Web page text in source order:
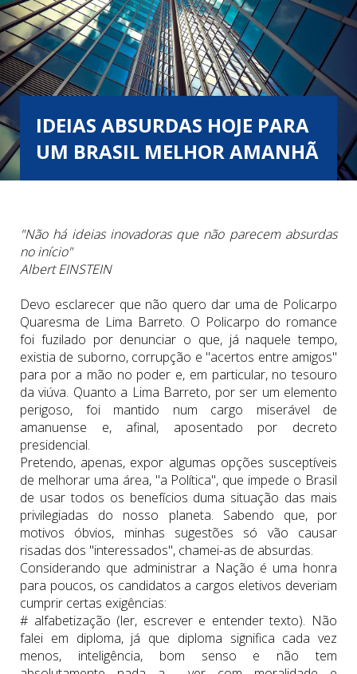
IDEIAS ABSURDAS HOJE PARA
UM BRASIL MELHOR AMANHÃ
"Não há ideias inovadoras que não parecem absurdas
no início"
Albert EINSTEIN
Devo esclarecer que não quero dar uma de Policarpo
Quaresma de Lima Barreto. O Policarpo do romance
foi fuzilado por denunciar o que, já naquele tempo,
existia de suborno, corrupção e "acertos entre amigos"
para por a mão no poder e, em particular, no tesouro
da viúva. Quanto a Lima Barreto, por ser um elemento
perigoso, foi mantido num cargo miserável de
amanuense e, afinal, aposentado por decreto
presidencial.
Pretendo, apenas, expor algumas opções susceptíveis
de melhorar uma área, "a Política", que impede o Brasil
de usar todos os benefícios duma situação das mais
privilegiadas do nosso planeta. Sabendo que, por
motivos óbvios, minhas sugestões só vão causar
risadas dos "interessados", chamei-as de absurdas.
Considerando que administrar a Nação é uma honra
para poucos, os candidatos a cargos eletivos deveriam
cumprir certas exigências:
# alfabetização (ler, escrever e entender texto). Não
falei em diploma, já que diploma significa cada vez
menos, inteligência, bom senso e não tem